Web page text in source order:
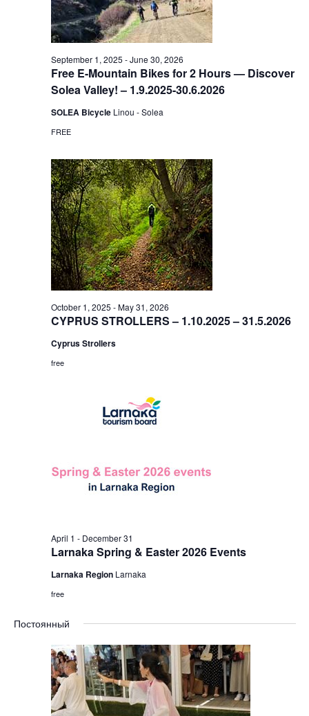
Free E-Mountain Bikes for 2 Hours — Discover
Solea Valley! – 1.9.2025-30.6.2026
September 1, 2025 -June 30, 2026
SOLEA Bicycle Linou - Solea
FREE
CYPRUS STROLLERS – 1.10.2025 – 31.5.2026
October 1, 2025 -May 31, 2026
Cyprus Strollers
free
Larnaka Spring & Easter 2026 Events
April 1 - December 31
Larnaka Region Larnaka
free
Постоянный